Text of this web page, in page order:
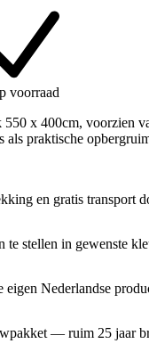
voorraad
x 400cm, voorzien
als praktische
en gratis transport
te stellen in gewenste
eigen Nederlandse
— ruim 25 jaar